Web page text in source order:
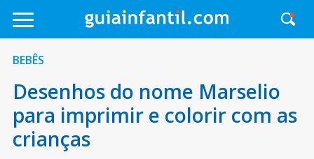
BEBÊS
Desenhos do nome Marselio
para imprimir e colorir com as
crianças